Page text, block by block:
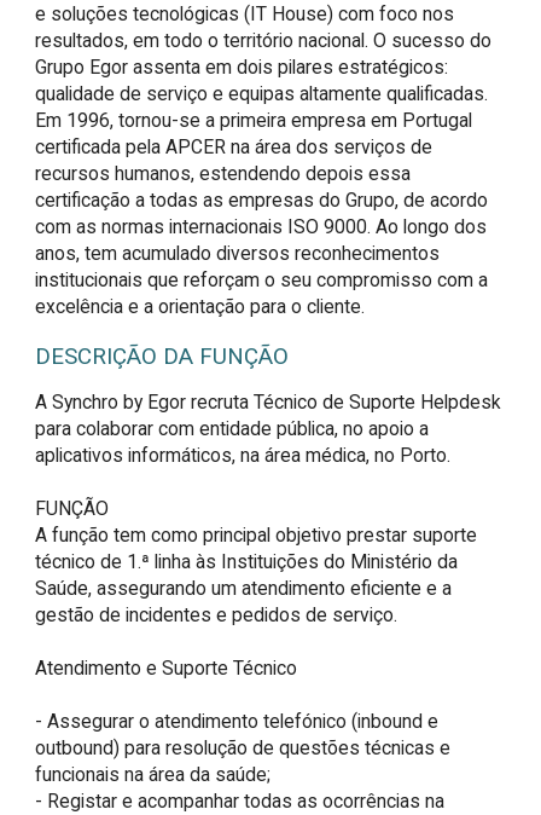
e soluções tecnológicas (IT House) com foco nos
resultados, em todo o território nacional. O sucesso do
Grupo Egor assenta em dois pilares estratégicos:
qualidade de serviço e equipas altamente qualificadas.
Em 1996, tornou-se a primeira empresa em Portugal
certificada pela APCER na área dos serviços de
recursos humanos, estendendo depois essa
certificação a todas as empresas do Grupo, de acordo
com as normas internacionais ISO 9000. Ao longo dos
anos, tem acumulado diversos reconhecimentos
institucionais que reforçam o seu compromisso com a
excelência e a orientação para o cliente.
DESCRIÇÃO DA FUNÇÃO
A Synchro by Egor recruta Técnico de Suporte Helpdesk
para colaborar com entidade pública, no apoio a
aplicativos informáticos, na área médica, no Porto.
FUNÇÃO
A função tem como principal objetivo prestar suporte
técnico de 1.ª linha às Instituições do Ministério da
Saúde, assegurando um atendimento eficiente e a
gestão de incidentes e pedidos de serviço.
Atendimento e Suporte Técnico
- Assegurar o atendimento telefónico (inbound e
outbound) para resolução de questões técnicas e
funcionais na área da saúde;
- Registar e acompanhar todas as ocorrências na